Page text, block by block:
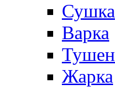
Сушка
Варка
Жарка